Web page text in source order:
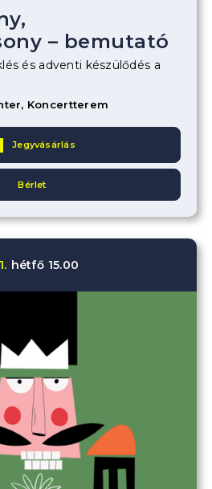
– bemutató
és adventi készülődés a
Koncertterem
Jegyvásárlás
Bérlet
hétfő 15.00